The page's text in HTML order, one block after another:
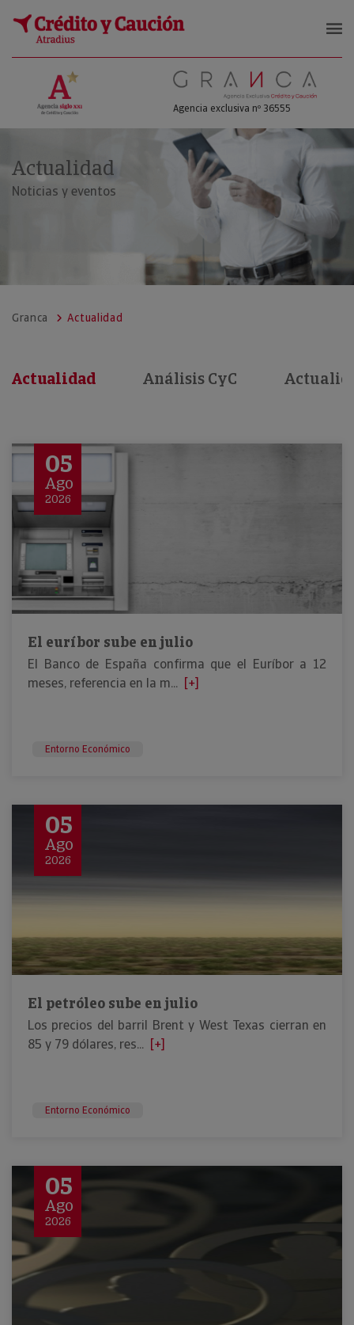
GRANCA
Agencia exclusiva nº 36555
Actualidad
Noticias y eventos
Granca Actualidad
Actualidad Análisis CyC
05
Ago
2026
El euríbor sube en julio
El Banco de España confirma que el Euríbor a 12
meses, referencia en la m... [+]
Entorno Económico
05
Ago
2026
El petróleo sube en julio
Los precios del barril Brent y West Texas cierran en
85 y 79 dólares, res... [+]
Entorno Económico
05
Ago
2026